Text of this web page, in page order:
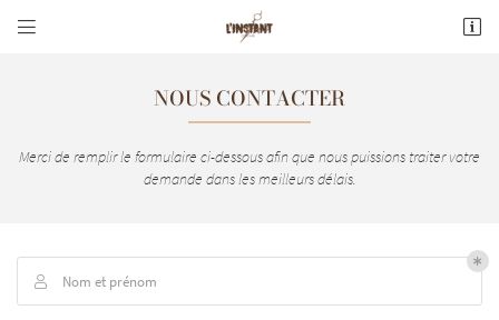
 
NOUS CONTACTER
Merci de remplir le formulaire ci-dessous afin que nous puissions traiter votre
demande dans les meilleurs délais.
 Nom et prénom